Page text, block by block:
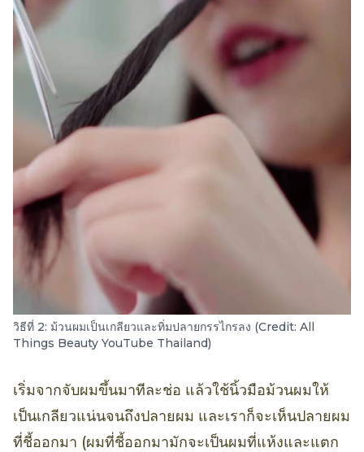
วิธีที่ 2: ม้วนผมเป็นเกลียวและทิ่มปลายกรรไกรลง (Credit: All
Things Beauty YouTube Thailand)
เริ่มจากจับผมขึ้นมาทีละช่อ แล้วใช้นิ้วมือม้วนผมให้
เป็นเกลียวแน่นจนถึงปลายผม และเราก็จะเห็นปลายผม
ที่ชี้ออกมา (ผมที่ชี้ออกมามักจะเป็นผมที่แห้งและแตก